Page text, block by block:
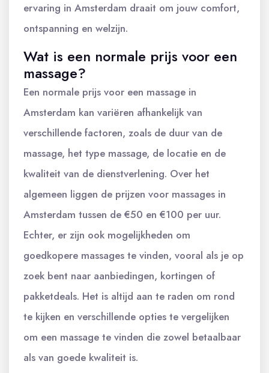
ervaring in Amsterdam draait om jouw comfort,
ontspanning en welzijn.
Wat is een normale prijs voor een
massage?
Een normale prijs voor een massage in
Amsterdam kan variëren afhankelijk van
verschillende factoren, zoals de duur van de
massage, het type massage, de locatie en de
kwaliteit van de dienstverlening. Over het
algemeen liggen de prijzen voor massages in
Amsterdam tussen de €50 en €100 per uur.
Echter, er zijn ook mogelijkheden om
goedkopere massages te vinden, vooral als je op
zoek bent naar aanbiedingen, kortingen of
pakketdeals. Het is altijd aan te raden om rond
te kijken en verschillende opties te vergelijken
om een massage te vinden die zowel betaalbaar
als van goede kwaliteit is.